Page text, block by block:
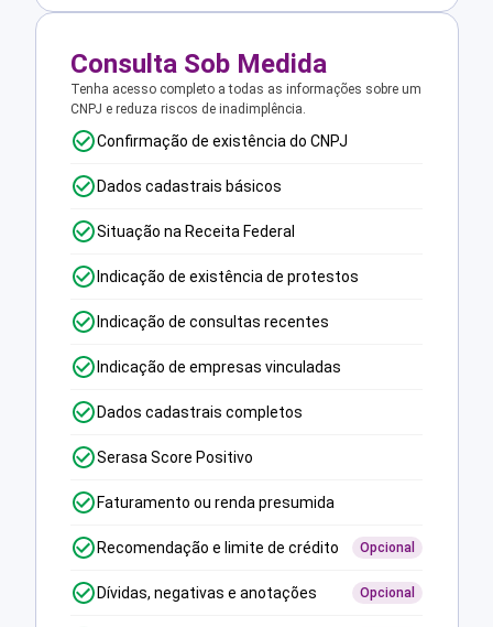
Consulta Sob Medida
Tenha acesso completo a todas as informações sobre um
CNPJ e reduza riscos de inadimplência.
Confirmação de existência do CNPJ
Dados cadastrais básicos
Situação na Receita Federal
Indicação de existência de protestos
Indicação de consultas recentes
Indicação de empresas vinculadas
Dados cadastrais completos
Serasa Score Positivo
Faturamento ou renda presumida
Recomendação e limite de crédito Opcional
Dívidas, negativas e anotações Opcional